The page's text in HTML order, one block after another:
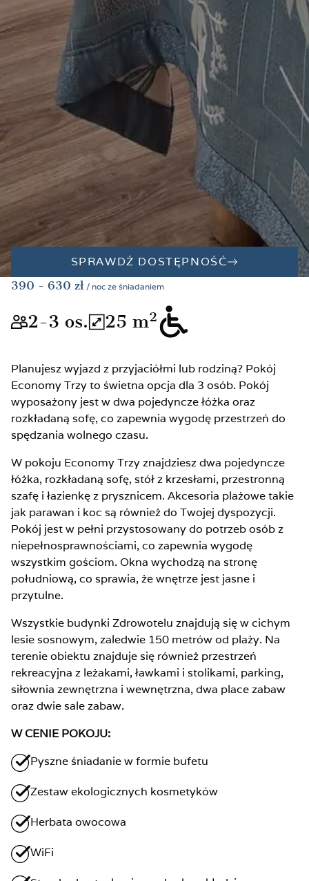
SPRAWDŹ DOSTĘPNOŚĆ
390 - 630 zł / noc ze śniadaniem
2-3 os.
Wielkość pokoju odpowiednia dla
25 m2
Łaczna powierzchnia
Planujesz wyjazd z przyjaciółmi lub rodziną? Pokój
Economy Trzy to świetna opcja dla 3 osób. Pokój
wyposażony jest w dwa pojedyncze łóżka oraz
rozkładaną sofę, co zapewnia wygodę przestrzeń do
spędzania wolnego czasu.
W pokoju Economy Trzy znajdziesz dwa pojedyncze
łóżka, rozkładaną sofę, stół z krzesłami, przestronną
szafę i łazienkę z prysznicem. Akcesoria plażowe takie
jak parawan i koc są również do Twojej dyspozycji.
Pokój jest w pełni przystosowany do potrzeb osób z
niepełnosprawnościami, co zapewnia wygodę
wszystkim gościom. Okna wychodzą na stronę
południową, co sprawia, że wnętrze jest jasne i
przytulne.
Wszystkie budynki Zdrowotelu znajdują się w cichym
lesie sosnowym, zaledwie 150 metrów od plaży. Na
terenie obiektu znajduje się również przestrzeń
rekreacyjna z leżakami, ławkami i stolikami, parking,
siłownia zewnętrzna i wewnętrzna, dwa place zabaw
oraz dwie sale zabaw.
W CENIE POKOJU:
Pyszne śniadanie w formie bufetu
Zestaw ekologicznych kosmetyków
Herbata owocowa
WiFi